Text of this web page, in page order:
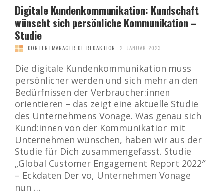
Digitale Kundenkommunikation: Kundschaft
wünscht sich persönliche Kommunikation –
Studie
CONTENTMANAGER.DE REDAKTION 2. JANUAR 2023
Die digitale Kundenkommunikation muss
persönlicher werden und sich mehr an den
Bedürfnissen der Verbraucher:innen
orientieren – das zeigt eine aktuelle Studie
des Unternehmens Vonage. Was genau sich
Kund:innen von der Kommunikation mit
Unternehmen wünschen, haben wir aus der
Studie für Dich zusammengefasst. Studie
„Global Customer Engagement Report 2022″
– Eckdaten Der vo, Unternehmen Vonage
nun …